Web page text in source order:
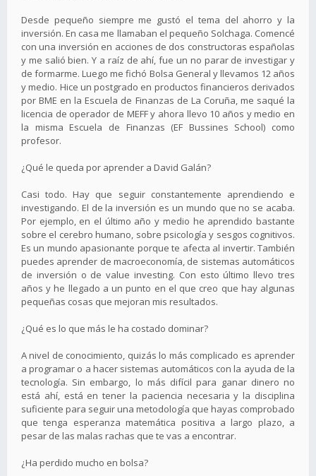
Desde pequeño siempre me gustó el tema del ahorro y la
inversión. En casa me llamaban el pequeño Solchaga. Comencé
con una inversión en acciones de dos constructoras españolas
y me salió bien. Y a raíz de ahí, fue un no parar de investigar y
de formarme. Luego me fichó Bolsa General y llevamos 12 años
y medio. Hice un postgrado en productos financieros derivados
por BME en la Escuela de Finanzas de La Coruña, me saqué la
licencia de operador de MEFF y ahora llevo 10 años y medio en
la misma Escuela de Finanzas (EF Bussines School) como
profesor.
¿Qué le queda por aprender a David Galán?
Casi todo. Hay que seguir constantemente aprendiendo e
investigando. El de la inversión es un mundo que no se acaba.
Por ejemplo, en el último año y medio he aprendido bastante
sobre el cerebro humano, sobre psicología y sesgos cognitivos.
Es un mundo apasionante porque te afecta al invertir. También
puedes aprender de macroeconomía, de sistemas automáticos
de inversión o de value investing. Con esto último llevo tres
años y he llegado a un punto en el que creo que hay algunas
pequeñas cosas que mejoran mis resultados.
¿Qué es lo que más le ha costado dominar?
A nivel de conocimiento, quizás lo más complicado es aprender
a programar o a hacer sistemas automáticos con la ayuda de la
tecnología. Sin embargo, lo más difícil para ganar dinero no
está ahí, está en tener la paciencia necesaria y la disciplina
suficiente para seguir una metodología que hayas comprobado
que tenga esperanza matemática positiva a largo plazo, a
pesar de las malas rachas que te vas a encontrar.
¿Ha perdido mucho en bolsa?